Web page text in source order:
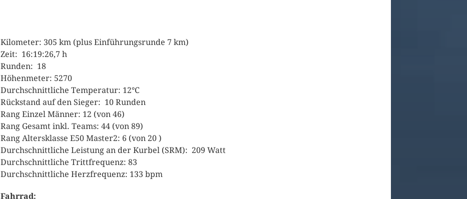
Kilometer: 305 km (plus Einführungsrunde 7 km)
Zeit: 16:19:26,7 h
Runden: 18
Höhenmeter: 5270
Durchschnittliche Temperatur: 12°C
Rückstand auf den Sieger: 10 Runden
Rang Einzel Männer: 12 (von 46)
Rang Gesamt inkl. Teams: 44 (von 89)
Rang Altersklasse E50 Master2: 6 (von 20 )
Durchschnittliche Leistung an der Kurbel (SRM): 209 Watt
Durchschnittliche Trittfrequenz: 83
Durchschnittliche Herzfrequenz: 133 bpm
Fahrrad: